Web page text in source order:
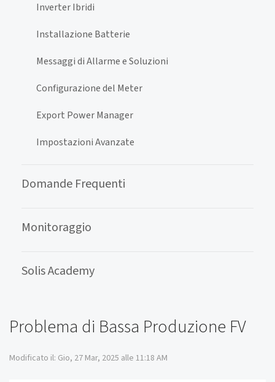
Inverter Ibridi
Installazione Batterie
Messaggi di Allarme e Soluzioni
Configurazione del Meter
Export Power Manager
Impostazioni Avanzate
Domande Frequenti
Monitoraggio
Solis Academy
Problema di Bassa Produzione FV
Modificato il: Gio, 27 Mar, 2025 alle 11:18 AM